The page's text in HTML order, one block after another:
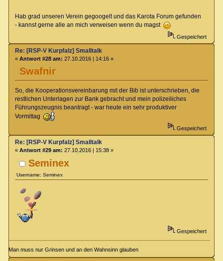
Hab grad unseren Verein gegoogelt und das Karota Forum gefunden
- kannst gerne alle an mich verweisen wenn du magst
Gespeichert
Swafnir
Re: [RSP-V Kurpfalz] Smalltalk
« Antwort #28 am: 27.10.2016 | 14:16 »
So, die Kooperationsvereinbarung mit der Bib ist unterschrieben, die
restlichen Unterlagen zur Bank gebracht und mein polizeiliches
Führungszeugnis beantragt - war heute ein sehr produktiver
Vormittag
Gespeichert
Seminex
Username: Seminex
Re: [RSP-V Kurpfalz] Smalltalk
« Antwort #29 am: 27.10.2016 | 15:38 »
Gespeichert
Man muss nur Grinsen und an den Wahnsinn glauben